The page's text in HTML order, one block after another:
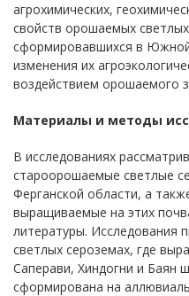
агрохимических,
свойств орошаемых
сформировавшихся в
изменения их
воздействием орошаемого
Материалы и методы
В исследованиях
староорошаемые светлые
Ферганской области, а
выращиваемые на этих
литературы. Исследования
светлых сероземах, где
Саперави, Хиндогни и Баян
сформирована на